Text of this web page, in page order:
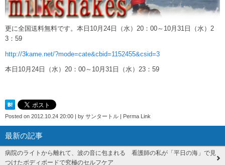
更に全国送料無料です。本日10月24日（水）20：00～10月31日（水）2
3：59
http://3kame.net/?mode=cate&cbid=1152455&csid=3
本日10月24日（水）20：00～10月31日（水）23：59
Posted on 2012.10.24 20:00 by サンタートル Perma Link
最新の記事
病院のライトから離れて、波の音に包まれる 看護師の私が「平日の海」で見
つけたボディボードで究極のセルフケア